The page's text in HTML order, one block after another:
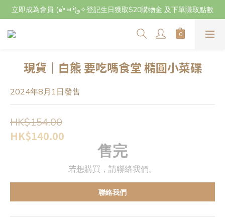
立即成為會員 (๑•̀ㅂ•́)و✧登記生日獲取$20購物金 及下單賺取點數
立即成為會員 (๑•̀ㅂ•́)و✧登記生日獲取$20購物金 及下單賺取點數
7月29日至8月3日期間因店主不在港將暫停交收及寄件，感謝~
現貨｜白熊 要吃嗎食堂 橢圓小菜碟
2024年8月1日發售
HK$154.00
HK$140.00
售完
若想購買，請聯絡我們。
聯絡我們